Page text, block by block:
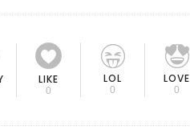
LIKE
0
LOL
0
LOVE
0